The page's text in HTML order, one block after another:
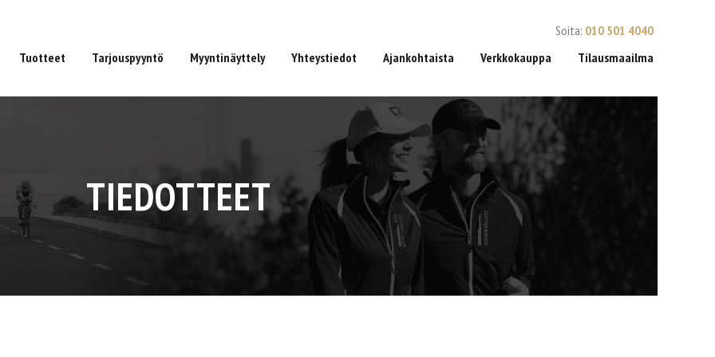
Tuotteet Tarjouspyyntö Myyntinäyttely Yhteystiedot Ajankohtaista Verkkokauppa Tilausmaailma
Soita: 010 501 4040
TIEDOTTEET